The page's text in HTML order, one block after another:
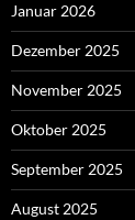
Januar 2026
Dezember 2025
November 2025
Oktober 2025
September 2025
August 2025